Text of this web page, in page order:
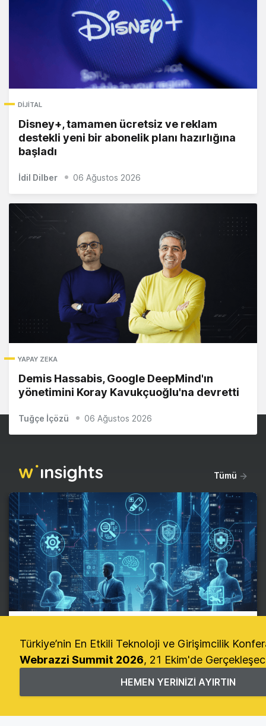
Tümü
Yapay zeka çağında kazanan
meslekler: Hangi uzmanlıklara talep
arttı?
DIJITAL
Disney+, tamamen ücretsiz ve reklam
destekli yeni bir abonelik planı hazırlığına
başladı
İdil Dilber 06 Ağustos 2026
YAPAY ZEKA
Demis Hassabis, Google DeepMind'ın
yönetimini Koray Kavukçuoğlu'na devretti
Tuğçe İçözü 06 Ağustos 2026